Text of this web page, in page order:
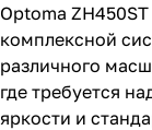
Optoma
комплексной
различного
где требуется
яркости и